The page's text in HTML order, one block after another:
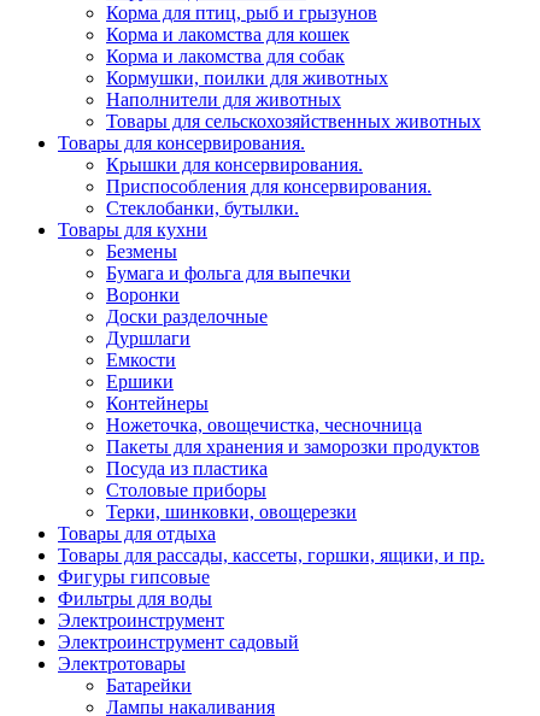
Корма для птиц, рыб и грызунов
Корма и лакомства для кошек
Корма и лакомства для собак
Кормушки, поилки для животных
Наполнители для животных
Товары для сельскохозяйственных животных
Товары для консервирования.
Крышки для консервирования.
Приспособления для консервирования.
Стеклобанки, бутылки.
Товары для кухни
Безмены
Бумага и фольга для выпечки
Воронки
Доски разделочные
Дуршлаги
Емкости
Ершики
Контейнеры
Ножеточка, овощечистка, чесночница
Пакеты для хранения и заморозки продуктов
Посуда из пластика
Столовые приборы
Терки, шинковки, овощерезки
Товары для отдыха
Товары для рассады, кассеты, горшки, ящики, и пр.
Фигуры гипсовые
Фильтры для воды
Электроинструмент
Электроинструмент садовый
Электротовары
Батарейки
Лампы накаливания